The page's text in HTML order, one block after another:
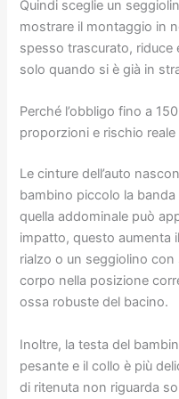
Quindi sceglie un
mostrare il montaggio in
spesso trascurato, riduce
solo quando si è già in
Perché l’obbligo fino a
proporzioni e rischio reale
Le cinture dell’auto
bambino piccolo la
quella addominale può
impatto, questo aumenta
rialzo o un seggiolino con
corpo nella posizione
ossa robuste del bacino.
Inoltre, la testa del
pesante e il collo è più
di ritenuta non riguarda